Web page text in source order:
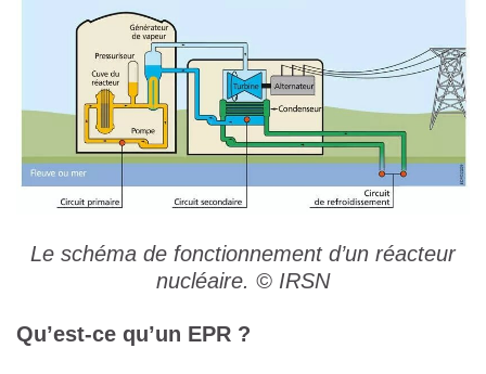
Le schéma de fonctionnement d’un réacteur
nucléaire. © IRSN
Qu’est-ce qu’un EPR ?